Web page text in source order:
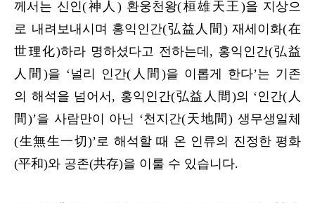
께서는 신인(神人) 환웅천왕(桓雄天王)을 지상으
로 내려보내시며 홍익인간(弘益人間) 재세이화(在
世理化)하라 명하셨다고 전하는데, 홍익인간(弘益
人間)을 ‘널리 인간(人間)을 이롭게 한다’는 기존
의 해석을 넘어서, 홍익인간(弘益人間)의 ‘인간(人
間)’을 사람만이 아닌 ‘천지간(天地間) 생무생일체
(生無生一切)’로 해석할 때 온 인류의 진정한 평화
(平和)와 공존(共存)을 이룰 수 있습니다.